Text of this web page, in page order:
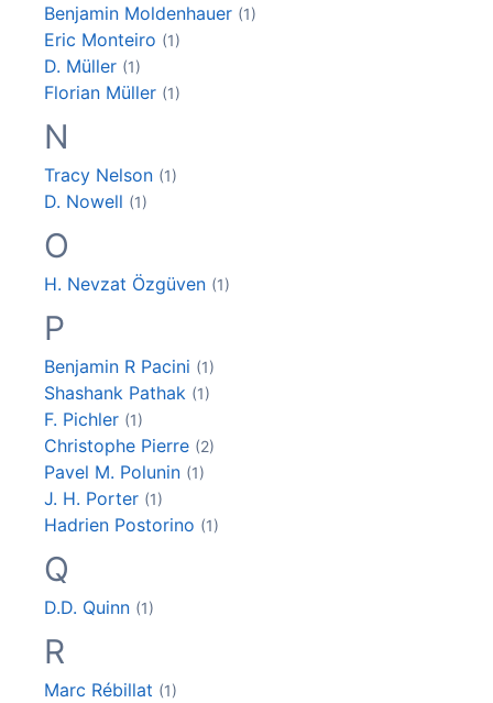
Benjamin Moldenhauer (1)
Eric Monteiro (1)
D. Müller (1)
Florian Müller (1)
N
Tracy Nelson (1)
D. Nowell (1)
O
H. Nevzat Özgüven (1)
P
Benjamin R Pacini (1)
Shashank Pathak (1)
F. Pichler (1)
Christophe Pierre (2)
Pavel M. Polunin (1)
J. H. Porter (1)
Hadrien Postorino (1)
Q
D.D. Quinn (1)
R
Marc Rébillat (1)